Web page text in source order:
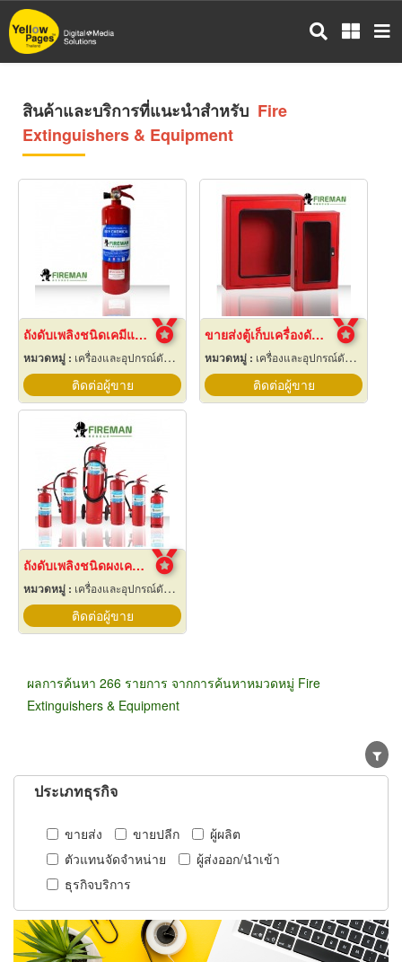
ข้าม
ไป
สินค้าและบริการที่แนะนำสำหรับ Fire
Extinguishers & Equipment
ถังดับเพลิงชนิดเคมีแห้ง สำหรับติดรถยนต์
หมวดหมู่ : เครื่องและอุปกรณ์ดับเพลิง
ติดต่อผู้ขาย
ขายส่งตู้เก็บเครื่องดับเพลิง
หมวดหมู่ : เครื่องและอุปกรณ์ดับเพลิง
ติดต่อผู้ขาย
ถังดับเพลิงชนิดผงเคมีแห้ง
หมวดหมู่ : เครื่องและอุปกรณ์ดับเพลิง
ติดต่อผู้ขาย
ผลการค้นหา 266 รายการ จากการค้นหาหมวดหมู่ Fire
Extinguishers & Equipment
ประเภทธุรกิจ
ขายส่ง ขายปลีก
ผู้ผลิต
ตัวแทนจัดจำหน่าย
ผู้ส่งออก/นำเข้า
ธุรกิจบริการ